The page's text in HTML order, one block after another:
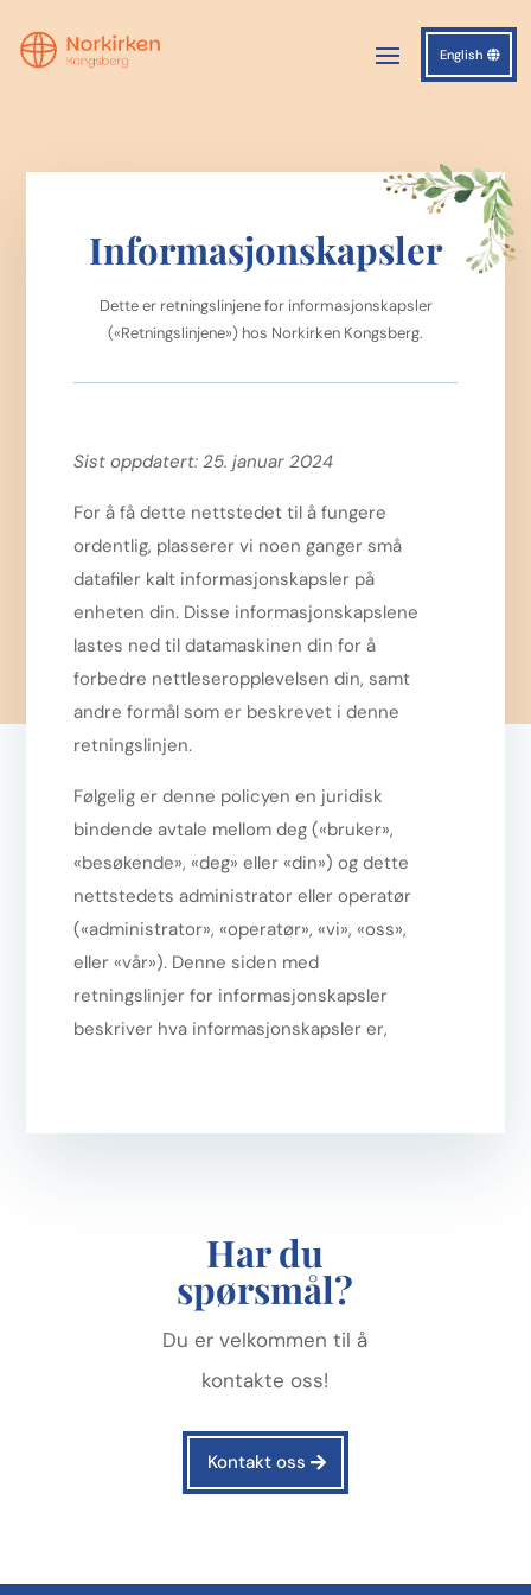
English
Informasjonskapsler
Dette er retningslinjene for informasjonskapsler
(«Retningslinjene») hos Norkirken Kongsberg.
Sist oppdatert: 25. januar 2024
For å få dette nettstedet til å fungere
ordentlig, plasserer vi noen ganger små
datafiler kalt informasjonskapsler på
enheten din. Disse informasjonskapslene
lastes ned til datamaskinen din for å
forbedre nettleseropplevelsen din, samt
andre formål som er beskrevet i denne
retningslinjen.
Følgelig er denne policyen en juridisk
bindende avtale mellom deg («bruker»,
«besøkende», «deg» eller «din») og dette
nettstedets administrator eller operatør
(«administrator», «operatør», «vi», «oss»,
eller «vår»). Denne siden med
retningslinjer for informasjonskapsler
beskriver hva informasjonskapsler er,
Kongsberg og noen av menighetens
tilbake samtykket til å samle inn
informasjonskapsler. Vær imidlertid
oppmerksom på at disse handlingene kan
nettstedets funksjonalitet.
For mer informasjon om hvordan vi bruker,
Har du
spørsmål?
Du er velkommen til å
kontakte oss!
Kontakt oss